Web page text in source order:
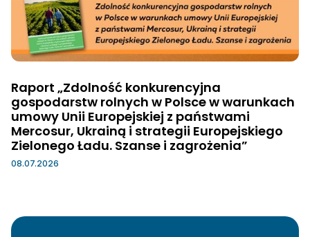
Raport „Zdolność konkurencyjna
gospodarstw rolnych w Polsce w warunkach
umowy Unii Europejskiej z państwami
Mercosur, Ukrainą i strategii Europejskiego
Zielonego Ładu. Szanse i zagrożenia”
08.07.2026